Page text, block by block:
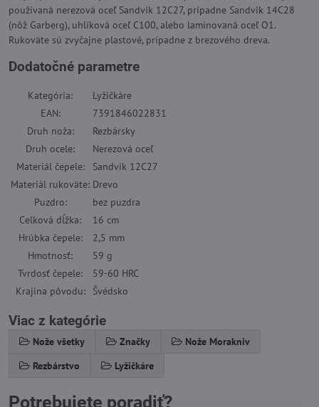
používaná nerezová oceľ Sandvik 12C27, prípadne Sandvik 14C28
(nôž Garberg), uhlíková oceľ C100, alebo laminovaná oceľ O1.
Rukoväte sú zvyčajne plastové, prípadne z brezového dreva.
Dodatočné parametre
Kategória:
Lyžičkáre
EAN:
7391846022831
Druh noža:
Rezbársky
Druh ocele:
Nerezová oceľ
Materiál čepele:
Sandvik 12C27
Materiál rukoväte: Drevo
Puzdro:
bez puzdra
Celková dĺžka:
16 cm
Hrúbka čepele:
2,5 mm
Hmotnosť:
59 g
Tvrdosť čepele:
59-60 HRC
Krajina pôvodu: Švédsko
Viac z kategórie
Nože všetky Značky
Nože Morakniv
Rezbárstvo
Lyžičkáre
Potrebujete poradiť?